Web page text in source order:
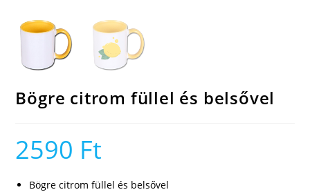
Bögre citrom füllel és belsővel
2590 Ft
Bögre citrom füllel és belsővel